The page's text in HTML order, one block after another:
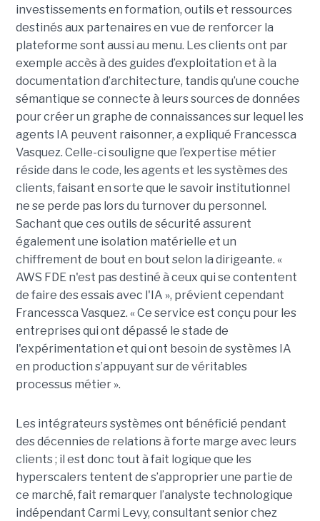
investissements en formation, outils et ressources
destinés aux partenaires en vue de renforcer la
plateforme sont aussi au menu. Les clients ont par
exemple accès à des guides d’exploitation et à la
documentation d’architecture, tandis qu’une couche
sémantique se connecte à leurs sources de données
pour créer un graphe de connaissances sur lequel les
agents IA peuvent raisonner, a expliqué Francessca
Vasquez. Celle-ci souligne que l’expertise métier
réside dans le code, les agents et les systèmes des
clients, faisant en sorte que le savoir institutionnel
ne se perde pas lors du turnover du personnel.
Sachant que ces outils de sécurité assurent
également une isolation matérielle et un
chiffrement de bout en bout selon la dirigeante. «
AWS FDE n'est pas destiné à ceux qui se contentent
de faire des essais avec l'IA », prévient cependant
Francessca Vasquez. « Ce service est conçu pour les
entreprises qui ont dépassé le stade de
l'expérimentation et qui ont besoin de systèmes IA
en production s’appuyant sur de véritables
processus métier ».
Les intégrateurs systèmes ont bénéficié pendant
des décennies de relations à forte marge avec leurs
clients ; il est donc tout à fait logique que les
hyperscalers tentent de s’approprier une partie de
ce marché, fait remarquer l’analyste technologique
indépendant Carmi Levy, consultant senior chez